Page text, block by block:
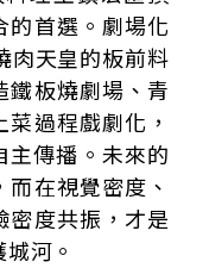
的首選。劇場化
肉天皇的板前料
鐵板燒劇場、青
過程戲劇化，
傳播。未來的
在視覺密度、
密度共振，才是
河。